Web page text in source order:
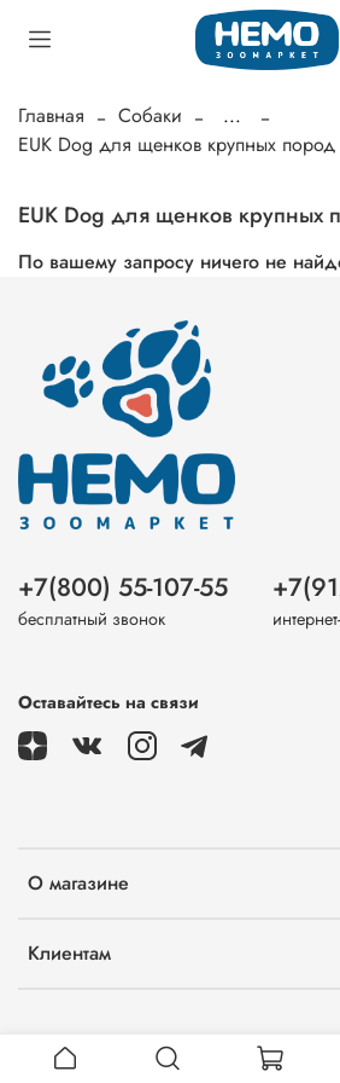
Главная Собаки
...
EUK Dog для щенков крупных
EUK Dog для щенков крупных
По вашему запросу ничего не
О магазине
Клиентам
+7(800) 55-107-55
бесплатный звонок
Оставайтесь на связи